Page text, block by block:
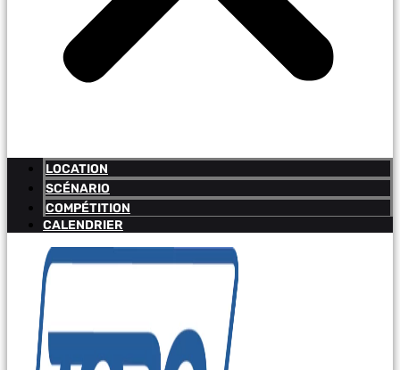
LOCATION
SCÉNARIO
COMPÉTITION
CALENDRIER